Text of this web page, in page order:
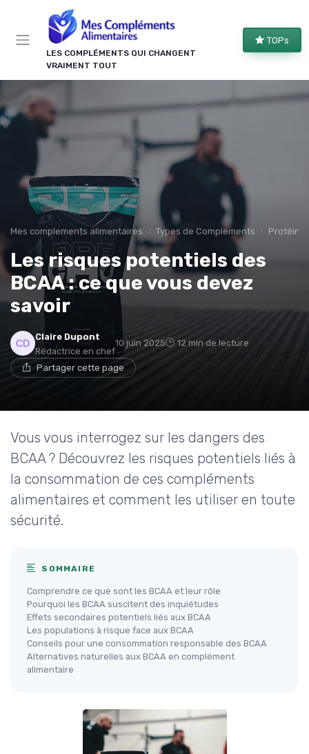
LES COMPLÉMENTS QUI CHANGENT
VRAIMENT TOUT
TOPs
Mes complements alimentaires Types de Compléments
Les risques potentiels des
BCAA : ce que vous devez
savoir
Claire Dupont
Rédactrice en chef
10 juin 2025 12 min de lecture
Partager cette page
Vous vous interrogez sur les dangers des
BCAA ? Découvrez les risques potentiels liés à
la consommation de ces compléments
alimentaires et comment les utiliser en toute
sécurité.
SOMMAIRE
Comprendre ce que sont les BCAA et leur rôle
Pourquoi les BCAA suscitent des inquiétudes
Effets secondaires potentiels liés aux BCAA
Les populations à risque face aux BCAA
Conseils pour une consommation responsable des BCAA
Alternatives naturelles aux BCAA en complément
alimentaire
Panneau de gestion des cookies